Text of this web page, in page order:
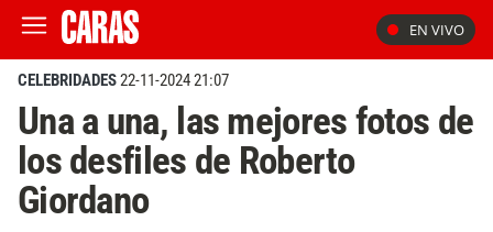
EN VIVO
CELEBRIDADES22-11-2024 21:07
Una a una, las mejores fotos de
los desfiles de Roberto
Giordano